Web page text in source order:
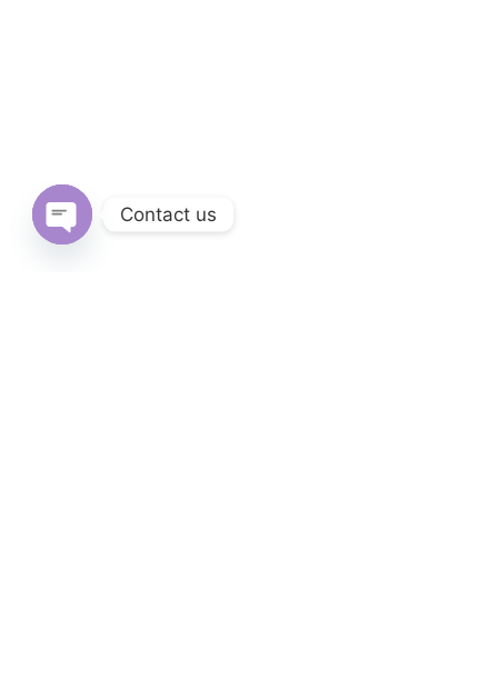
Contact us
Open